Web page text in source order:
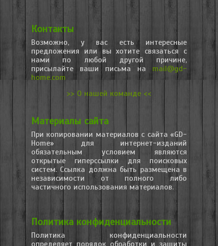
Контакты
Возможно, у вас есть интересные
предложения или вы хотите связаться с
нами по любой другой причине,
присылайте ваши письма на mail@gd-
home.com
>> О нашей команде <<
Материалы сайта
При копировании материалов с сайта «GD-
Home» для интернет-изданий
обязательным условием являются
открытые гиперссылки для поисковых
систем. Ссылка должна быть размещена в
независимости от полного либо
частичного использования материалов.
Политика конфиденциальности
Политика конфиденциальности